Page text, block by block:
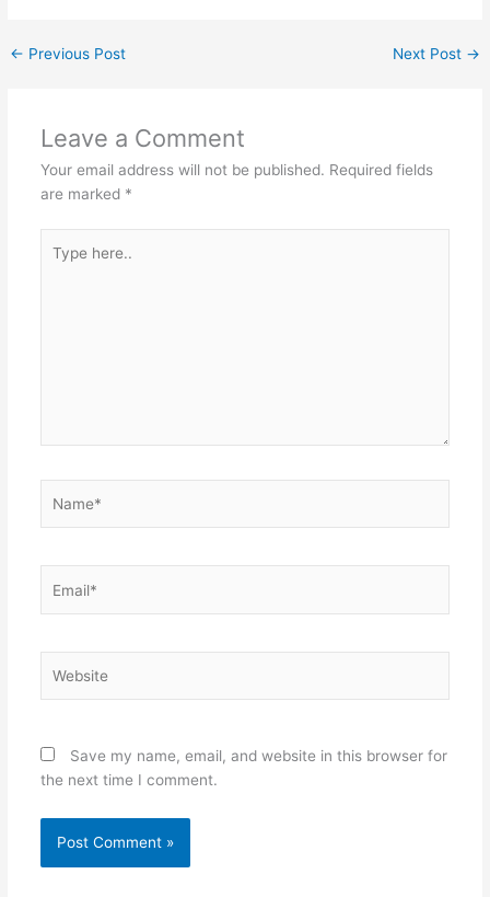
← Previous Post Next Post →
Leave a Comment
Your email address will not be published. Required fields
are marked *
here..
Save my name, email, and website in this browser for
the next time I comment.